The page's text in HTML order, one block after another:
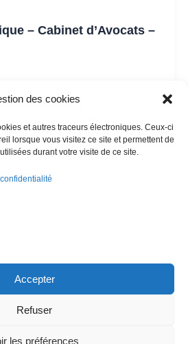
des cookies
et autres traceurs électroniques. Ceux-ci
lorsque vous visitez ce site et permettent de
durant votre visite de ce site.
Accepter
Refuser
les préférences
– Cabinet d’Avocats –
H/F – Cabinet
avec un Centre
se compose de 3